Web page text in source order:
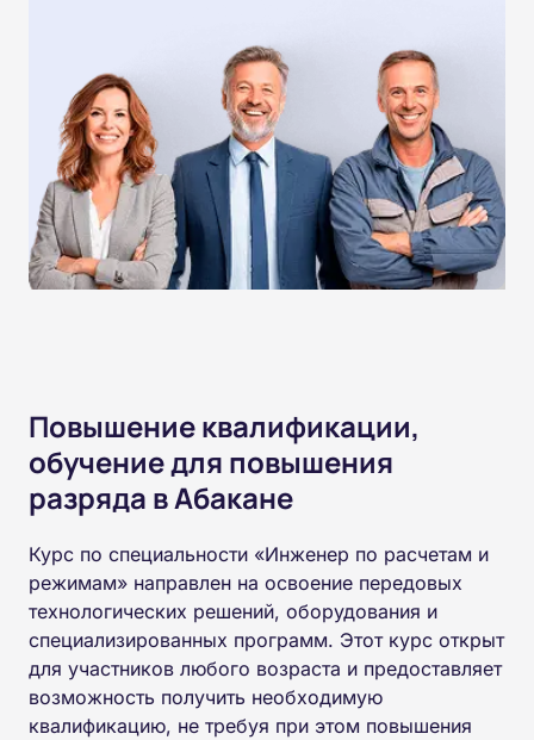
Повышение квалификации,
обучение для повышения
разряда в Абакане
Курс по специальности «Инженер по расчетам и
режимам» направлен на освоение передовых
технологических решений, оборудования и
специализированных программ. Этот курс открыт
для участников любого возраста и предоставляет
возможность получить необходимую
квалификацию, не требуя при этом повышения